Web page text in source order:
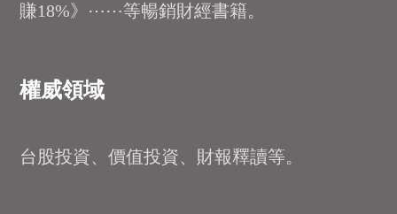
賺18%》⋯⋯等暢銷財經書籍。
權威領域
台股投資、價值投資、財報釋讀等。